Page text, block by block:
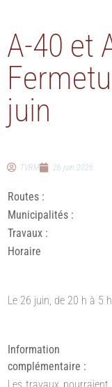
A-40 et
juin
TVRM 26 juin 2026
Routes :
Municipalités :
Travaux :
Horaire
Le 26 juin, de 20 h à 5 h
Information
complémentaire :